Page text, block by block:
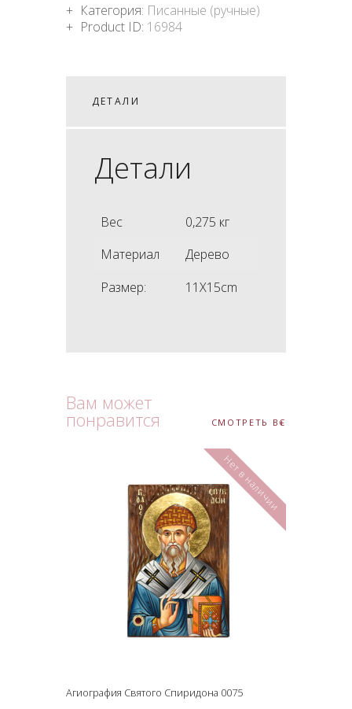
Категория: Писанные (ручные)
Product ID: 16984
ДЕТАЛИ
Детали
Вес
0,275 кг
Материал
Дерево
Размер:
11X15cm
Вам может
понравится СМОТРЕТЬ ВСЕ
Нет в наличии
Агиография Святого Спиридона 0075